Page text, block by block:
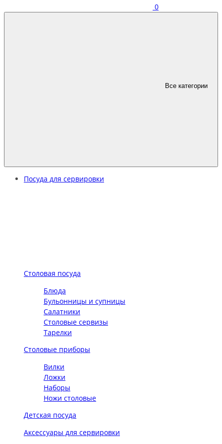
0
Все категории
Посуда для сервировки
Столовая посуда
Блюда
Бульонницы и супницы
Салатники
Столовые сервизы
Тарелки
Столовые приборы
Вилки
Ложки
Наборы
Ножи столовые
Детская посуда
Аксессуары для сервировки